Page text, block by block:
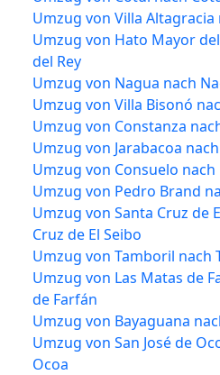
Umzug von Villa
Umzug von Hato Mayor
del Rey
Umzug von Nagua nach
Umzug von Villa Bisonó
Umzug von Constanza
Umzug von Jarabacoa
Umzug von Consuelo nach
Umzug von Pedro Brand
Umzug von Santa Cruz de
Cruz de El Seibo
Umzug von Tamboril nach
Umzug von Las Matas de
de Farfán
Umzug von Bayaguana
Umzug von San José de
Ocoa